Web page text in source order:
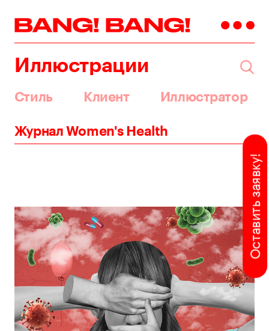
Иллюстрации
Стиль Клиент Иллюстратор
Оставить заявку!
Журнал Women's Health